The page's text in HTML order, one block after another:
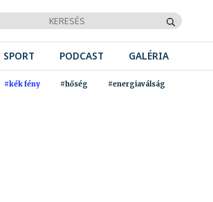
SPORT PODCAST GALÉRIA
#kék fény #hőség #energiaválság